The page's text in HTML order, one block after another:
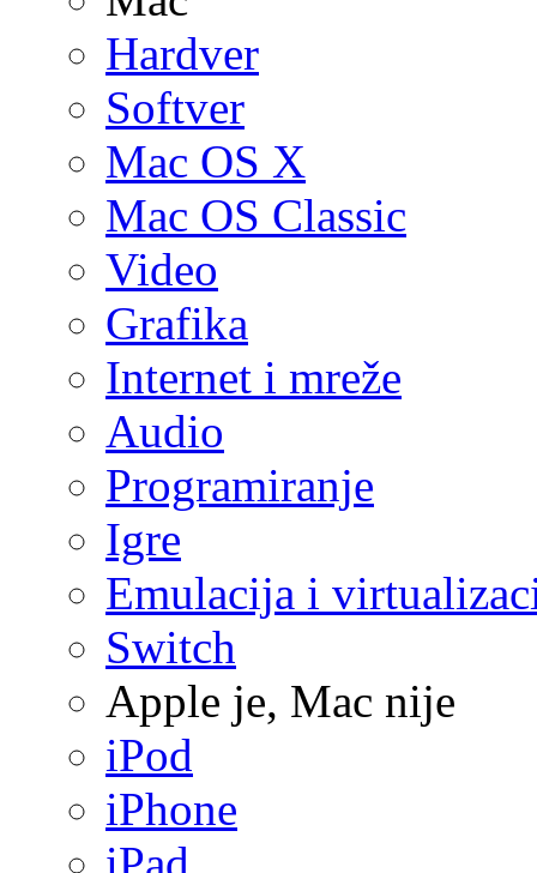
Hardver
Softver
Mac OS X
Mac OS Classic
Video
Grafika
Internet i mreže
Audio
Programiranje
Igre
Emulacija i
Switch
Apple je, Mac nije
iPod
iPhone